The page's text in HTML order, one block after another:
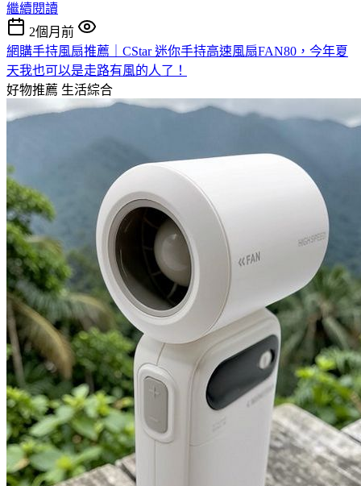
繼續閱讀
2個月前
網購手持風扇推薦｜CStar 迷你手持高速風扇FAN80，今年夏
天我也可以是走路有風的人了！
好物推薦 生活綜合